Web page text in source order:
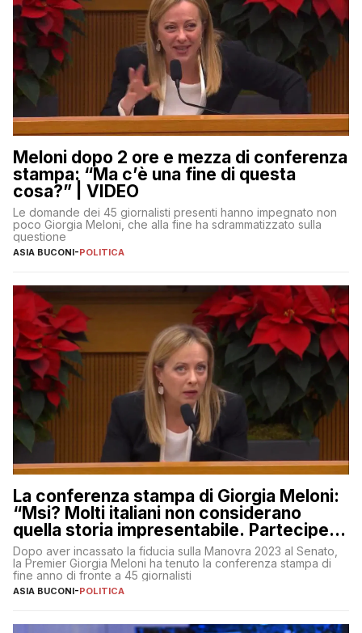
Meloni dopo 2 ore e mezza di conferenza
stampa: “Ma c’è una fine di questa
cosa?” | VIDEO
Le domande dei 45 giornalisti presenti hanno impegnato non
poco Giorgia Meloni, che alla fine ha sdrammatizzato sulla
questione
ASIA BUCONI-POLITICA
La conferenza stampa di Giorgia Meloni:
“Msi? Molti italiani non considerano
quella storia impresentabile. Parteciperò
al 25 aprile”
Dopo aver incassato la fiducia sulla Manovra 2023 al Senato,
la Premier Giorgia Meloni ha tenuto la conferenza stampa di
fine anno di fronte a 45 giornalisti
ASIA BUCONI-POLITICA